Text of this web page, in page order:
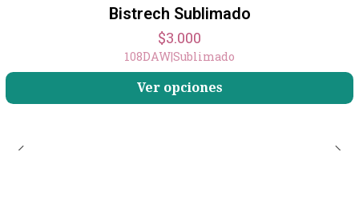
Bistrech Sublimado
$3.000
108DAW|Sublimado
Ver opciones